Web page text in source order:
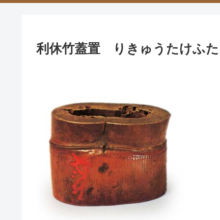
利休竹蓋置 りきゅうたけふ